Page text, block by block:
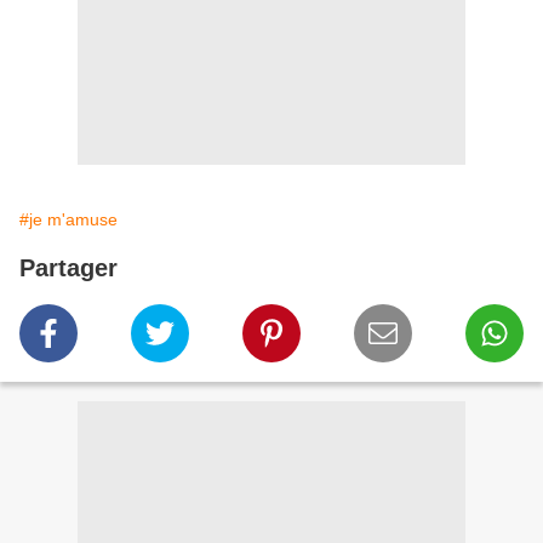
#je m'amuse
Partager